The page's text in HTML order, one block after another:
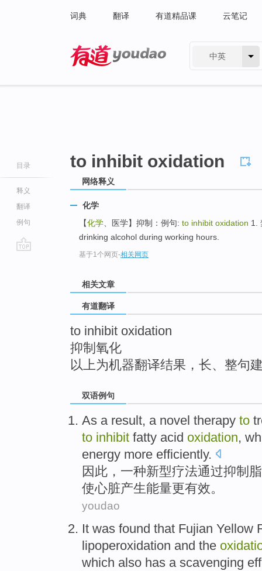
词典 翻译 有道精品课 云笔记
中英
目录
释义
翻译
例句
to inhibit oxidation
网络释义
化学
【化学 、医学】抑制：例句: to inhibit oxidation 1.
drinking alcohol during working hours.
基于1个网页-相关网页
相关文章
有道翻译
to inhibit oxidation
抑制氧化
以上为机器翻译结果，长、整句
双语例句
As a result, a novel therapy to
to inhibit fatty acid oxidation,
energy more efficiently.
因此 ， 一种新型疗法通过抑制
使心脏产生能量更有效。
youdao
It was found that Fujian Yellow
lipoperoxidation and the
which also has a scavenging